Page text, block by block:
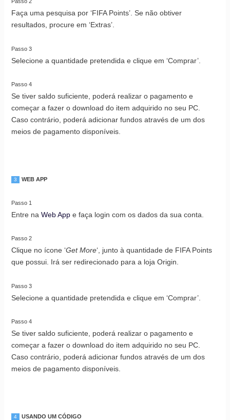
Passo 2
Faça uma pesquisa por ‘FIFA Points’. Se não obtiver
resultados, procure em ‘Extras’.
Passo 3
Selecione a quantidade pretendida e clique em ‘Comprar’.
Passo 4
Se tiver saldo suficiente, poderá realizar o pagamento e
começar a fazer o download do item adquirido no seu PC.
Caso contrário, poderá adicionar fundos através de um dos
meios de pagamento disponíveis.
3 WEB APP
Passo 1
Entre na Web Appe faça login com os dados da sua conta.
Passo 2
Clique no ícone ‘Get More‘, junto à quantidade de FIFA Points
que possui. Irá ser redirecionado para a loja Origin.
Passo 3
Selecione a quantidade pretendida e clique em ‘Comprar’.
Passo 4
Se tiver saldo suficiente, poderá realizar o pagamento e
começar a fazer o download do item adquirido no seu PC.
Caso contrário, poderá adicionar fundos através de um dos
meios de pagamento disponíveis.
4 USANDO UM CÓDIGO